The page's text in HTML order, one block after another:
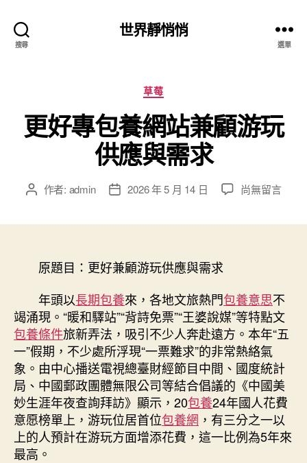
搜尋
世界靜悄悄
選單
分
類
草莓
更好專包養網站兼顧游玩
供應與需求
文 作者: admin
文
期
2026 年 5 月 14 日
在
站
兼
顧
游
玩
供
應
與
需
求〉
中
尚無留言
原題目：更好兼顧游玩供應與需求
年頭以長期包養來，各地文旅熱門包養意思不
竭涌現。“暖和驛站”“背詩免票”“王婆說媒”等特點文
包養條件旅新弄法，吸引不少人奔赴遠方。本年“五
一”假期，不少處所浮現“一票難求”的非常熱絡氣
象。由中心播送電視總臺財經節目中間、國度統計
局、中國郵政團體無限公司等結合倡議的《中國美
妙生涯年夜查詢拜訪》顯示，20包養24年國人花費
意愿榜單上，游玩位居首位包養網 ，有三分之一以
上的人預計在游玩方面增添花費，這一比例為5年來
最高。